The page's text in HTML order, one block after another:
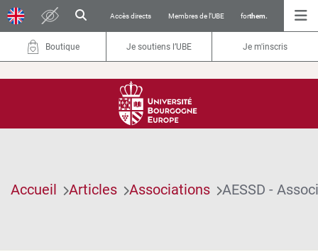
Accès directs Membres de l’UBE forthem.
Boutique Je soutiens l’UBE Je m'inscris
Accueil Articles Associations AESSD -